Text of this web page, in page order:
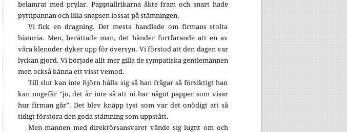
belamrat med prylar. Papptallrikarna åkte fram och snart hade
pyttipannan och lilla snapsen lossat på stämningen.
Vi fick en dragning. Det mesta handlade om firmans stolta
historia. Men, berättade man, det händer fortfarande att en av
våra klenoder dyker upp för översyn. Vi förstod att den dagen var
lyckan gjord. Vi började allt mer gilla de sympatiska gentlemännen
men också känna ett visst vemod.
Till slut kan inte Björn hålla sig så han frågar så försiktigt han
kan ungefär ”jo, det är inte så att ni har något papper som visar
hur firman går”. Det blev knäpp tyst som var det onödigt att så
tidigt förstöra den goda stämning som uppstått.
Men mannen med direktörsansvaret vände sig lugnt om och